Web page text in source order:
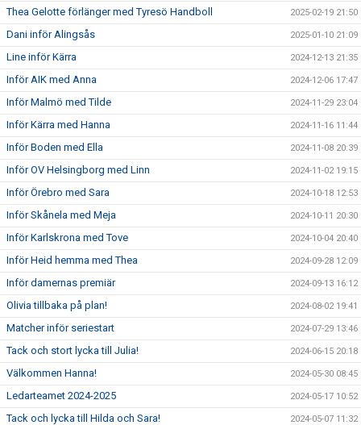
Thea Gelotte förlänger med Tyresö Handboll 2025-02-19 21:50
Dani inför Alingsås 2025-01-10 21:09
Line inför Kärra 2024-12-13 21:35
Inför AIK med Anna 2024-12-06 17:47
Inför Malmö med Tilde 2024-11-29 23:04
Inför Kärra med Hanna 2024-11-16 11:44
Inför Boden med Ella 2024-11-08 20:39
Inför OV Helsingborg med Linn 2024-11-02 19:15
Inför Örebro med Sara 2024-10-18 12:53
Inför Skånela med Meja 2024-10-11 20:30
Inför Karlskrona med Tove 2024-10-04 20:40
Inför Heid hemma med Thea 2024-09-28 12:09
Inför damernas premiär 2024-09-13 16:12
Olivia tillbaka på plan! 2024-08-02 19:41
Matcher inför seriestart 2024-07-29 13:46
Tack och stort lycka till Julia! 2024-06-15 20:18
Välkommen Hanna! 2024-05-30 08:45
Ledarteamet 2024-2025 2024-05-17 10:52
Tack och lycka till Hilda och Sara! 2024-05-07 11:32